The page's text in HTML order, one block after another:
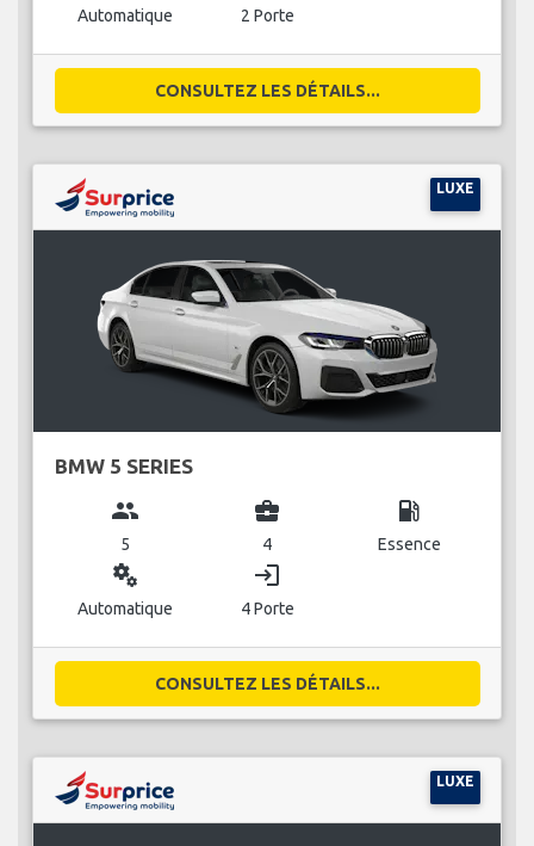
Automatique 2 Porte
CONSULTEZ LES DÉTAILS...
LUXE
BMW 5 SERIES
group
5
business_center
4
local_gas_station
Essence
miscellaneous_services
Automatique
login
4 Porte
CONSULTEZ LES DÉTAILS...
LUXE